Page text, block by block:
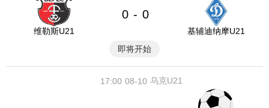
维勒斯U21
0 - 0
基辅迪纳摩U21
即将开始
08-10
17:00 乌克U21